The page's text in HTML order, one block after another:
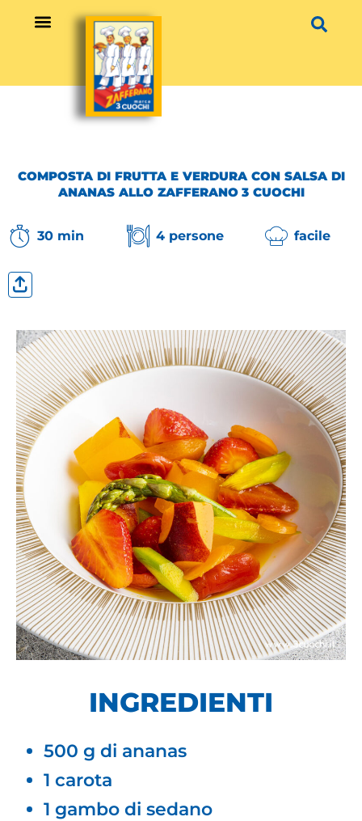
COMPOSTA DI FRUTTA E VERDURA CON SALSA DI
ANANAS ALLO ZAFFERANO 3 CUOCHI
30 min 4 persone facile
INGREDIENTI
500 g di ananas
1 carota
1 gambo di sedano